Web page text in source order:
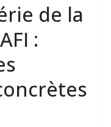
de la
: